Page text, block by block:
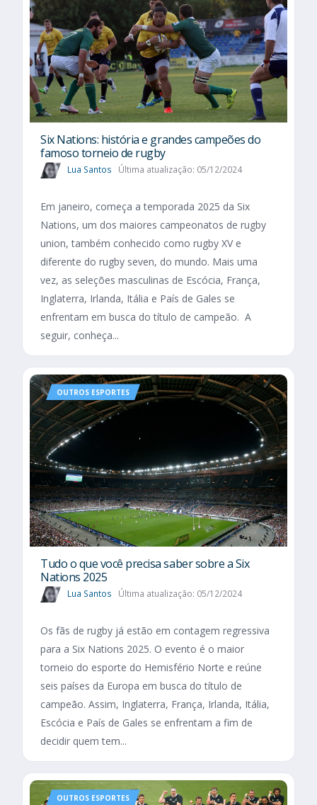
Six Nations​: história e grandes campeões do
famoso torneio de rugby
Lua Santos Última atualização: 05/12/2024
Em janeiro, começa a temporada 2025 da Six
Nations, um dos maiores campeonatos de rugby
union, também conhecido como rugby XV e
diferente do rugby seven, do mundo. Mais uma
vez, as seleções masculinas de Escócia, França,
Inglaterra, Irlanda, Itália e País de Gales se
enfrentam em busca do título de campeão. A
seguir, conheça...
OUTROS ESPORTES
Tudo o que você precisa saber sobre a Six
Nations 2025​
Lua Santos Última atualização: 05/12/2024
Os fãs de rugby já estão em contagem regressiva
para a Six Nations 2025. O evento é o maior
torneio do esporte do Hemisfério Norte e reúne
seis países da Europa em busca do título de
campeão. Assim, Inglaterra, França, Irlanda, Itália,
Escócia e País de Gales se enfrentam a fim de
decidir quem tem...
OUTROS ESPORTES